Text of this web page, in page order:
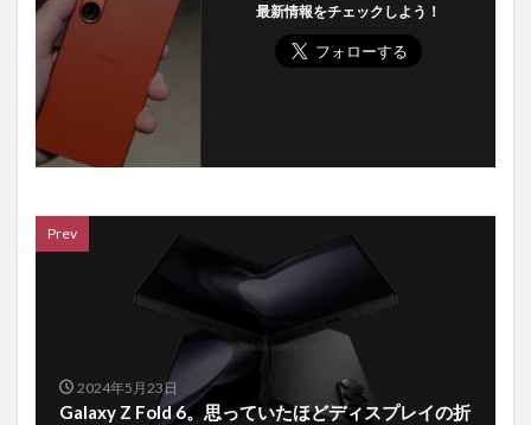
最新情報をチェックしよう！
Prev
2024年5月23日
Galaxy Z Fold 6。思っていたほどディスプレイの折